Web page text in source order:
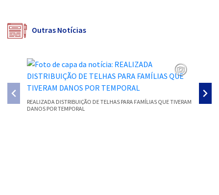
Outras Notícias
REALIZADA DISTRIBUIÇÃO DE TELHAS PARA FAMÍLIAS QUE TIVERAM
DANOS POR TEMPORAL